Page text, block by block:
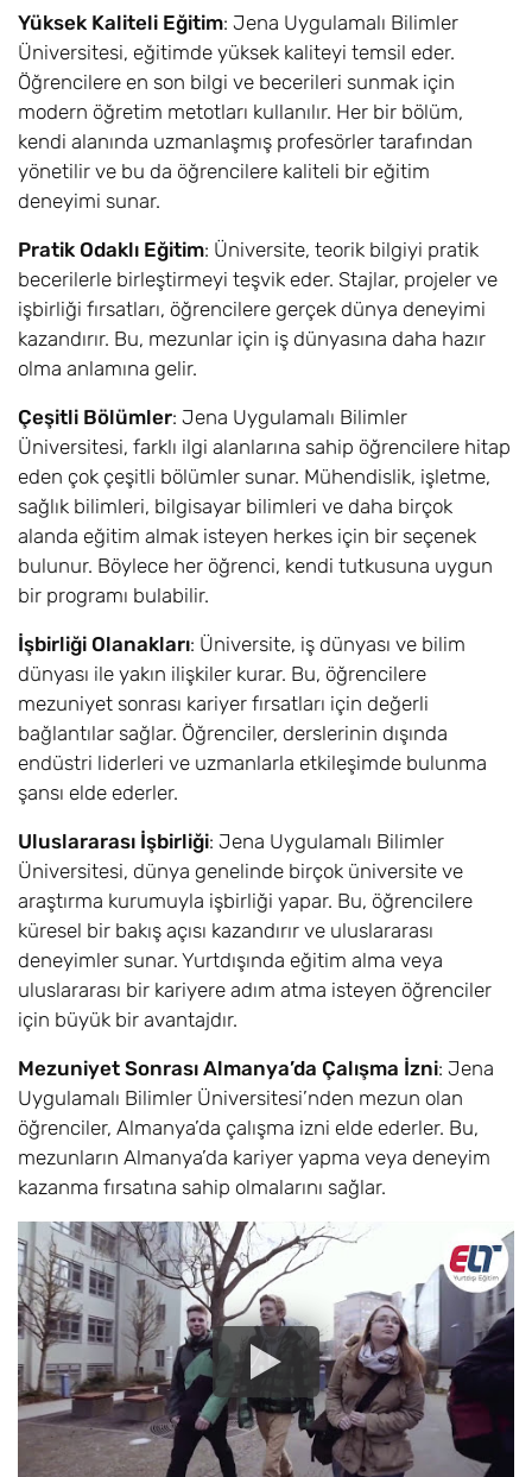
Yüksek Kaliteli Eğitim: Jena Uygulamalı Bilimler
Üniversitesi, eğitimde yüksek kaliteyi temsil eder.
Öğrencilere en son bilgi ve becerileri sunmak için
modern öğretim metotları kullanılır. Her bir bölüm,
kendi alanında uzmanlaşmış profesörler tarafından
yönetilir ve bu da öğrencilere kaliteli bir eğitim
deneyimi sunar.
Pratik Odaklı Eğitim: Üniversite, teorik bilgiyi pratik
becerilerle birleştirmeyi teşvik eder. Stajlar, projeler ve
işbirliği fırsatları, öğrencilere gerçek dünya deneyimi
kazandırır. Bu, mezunlar için iş dünyasına daha hazır
olma anlamına gelir.
Çeşitli Bölümler: Jena Uygulamalı Bilimler
Üniversitesi, farklı ilgi alanlarına sahip öğrencilere hitap
eden çok çeşitli bölümler sunar. Mühendislik, işletme,
sağlık bilimleri, bilgisayar bilimleri ve daha birçok
alanda eğitim almak isteyen herkes için bir seçenek
bulunur. Böylece her öğrenci, kendi tutkusuna uygun
bir programı bulabilir.
İşbirliği Olanakları: Üniversite, iş dünyası ve bilim
dünyası ile yakın ilişkiler kurar. Bu, öğrencilere
mezuniyet sonrası kariyer fırsatları için değerli
bağlantılar sağlar. Öğrenciler, derslerinin dışında
endüstri liderleri ve uzmanlarla etkileşimde bulunma
şansı elde ederler.
Uluslararası İşbirliği: Jena Uygulamalı Bilimler
Üniversitesi, dünya genelinde birçok üniversite ve
araştırma kurumuyla işbirliği yapar. Bu, öğrencilere
küresel bir bakış açısı kazandırır ve uluslararası
deneyimler sunar. Yurtdışında eğitim alma veya
uluslararası bir kariyere adım atma isteyen öğrenciler
için büyük bir avantajdır.
Mezuniyet Sonrası Almanya’da Çalışma İzni: Jena
Uygulamalı Bilimler Üniversitesi’nden mezun olan
öğrenciler, Almanya’da çalışma izni elde ederler. Bu,
mezunların Almanya’da kariyer yapma veya deneyim
kazanma fırsatına sahip olmalarını sağlar.